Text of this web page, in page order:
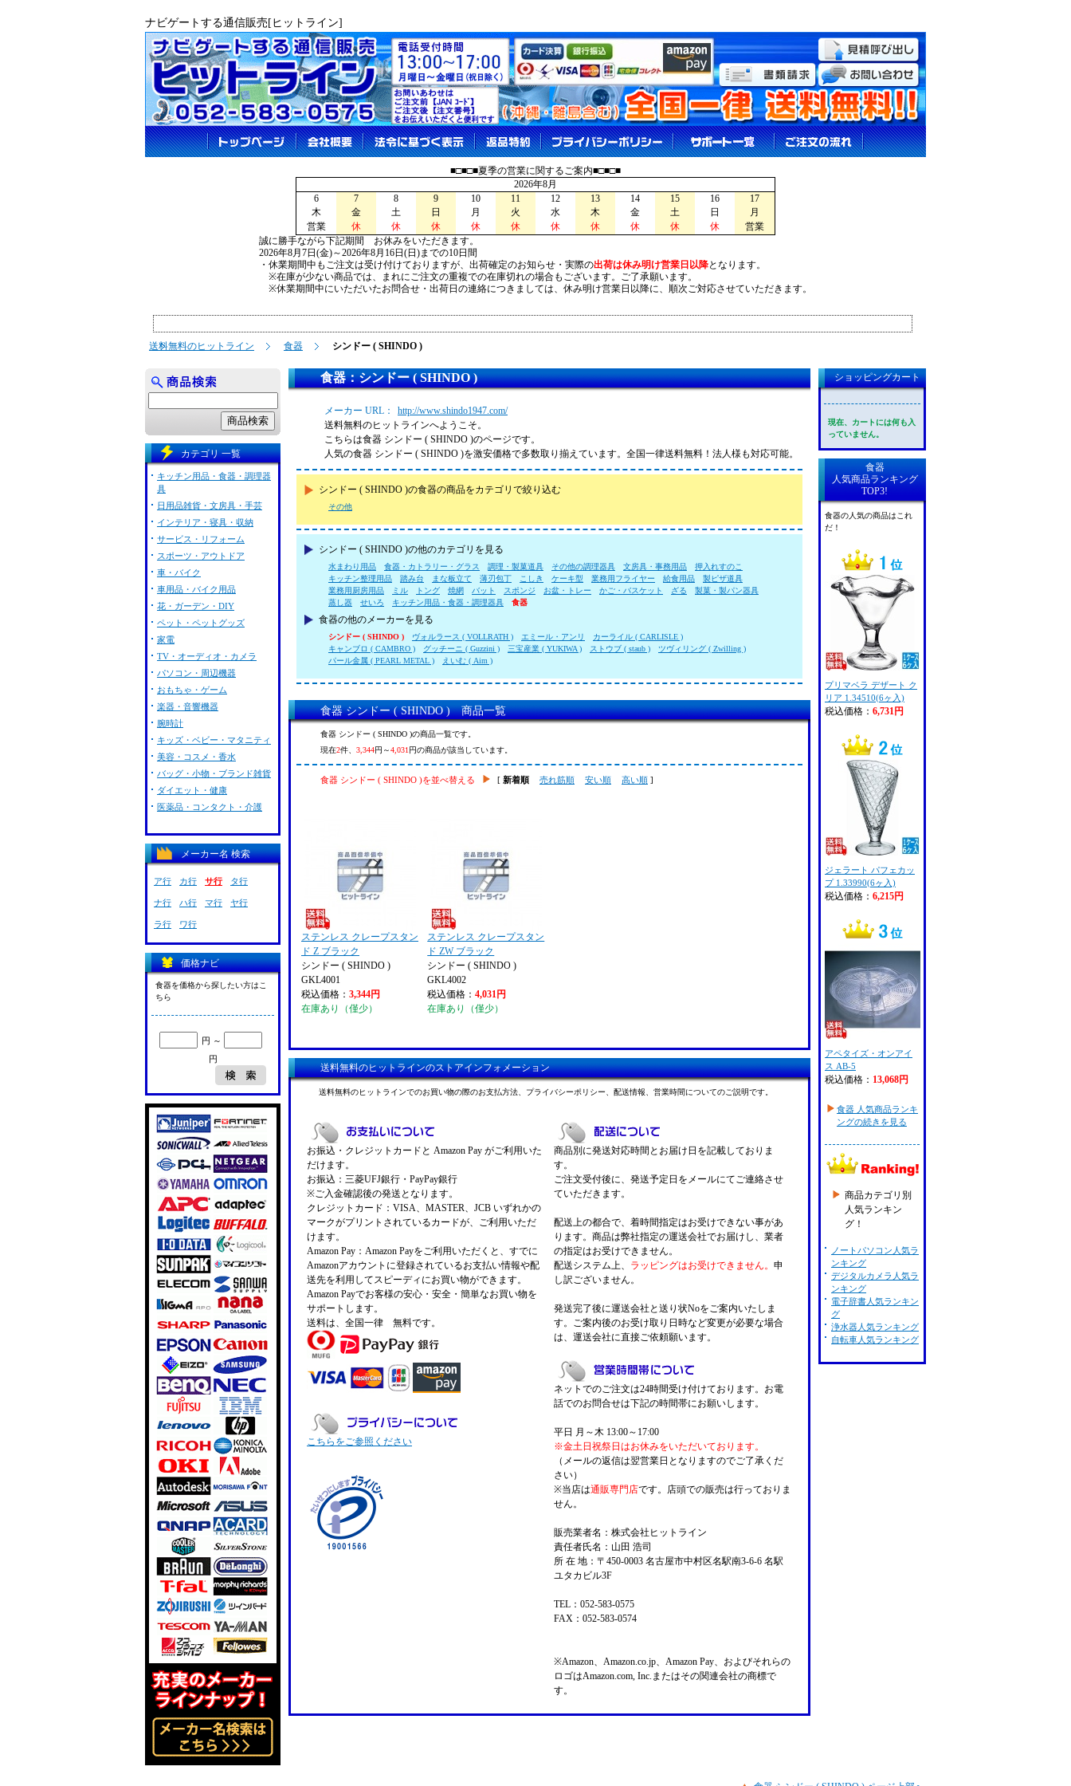
ナビゲートする通信販売[ヒットライン]
■□■□■夏季の営業に関するご案内■□■□■
2026年8月
6
7 8 9 10 11 12 13 14 15 16
17
木
金 土 日 月 火 水 木 金 土 日
月
営業
休 休 休 休 休 休 休 休 休 休
営業
誠に勝手ながら下記期間 お休みをいただきます。
2026年8月7日(金)～2026年8月16日(日)までの10日間
・休業期間中もご注文は受け付けておりますが、出荷確定のお知らせ・実際の出荷は休み明け営業日以降となります。
※在庫が少ない商品では、まれにご注文の重複での在庫切れの場合もございます。ご了承願います。
※休業期間中にいただいたお問合せ・出荷日の連絡につきましては、休み明け営業日以降に、順次ご対応させていただきます。
送料無料のヒットライン 食器 シンドー ( SHINDO )
食器：シンドー ( SHINDO )
メーカー URL：
http://www.shindo1947.com/
送料無料のヒットラインへようこそ。
こちらは食器 シンドー ( SHINDO )のページです。
人気の食器 シンドー ( SHINDO )を激安価格で多数取り揃えています。全国一律送料無料！法人様も対応可能。
シンドー ( SHINDO )の食器の商品をカテゴリで絞り込む
その他
シンドー ( SHINDO )の他のカテゴリを見る
水まわり用品 食器・カトラリー・グラス 調理・製菓道具 その他の調理器具 文房具・事務用品
押入れすのこ
キッチン整理用品
踏み台 まな板立て 薄刃包丁 こしき ケーキ型 業務用フライヤー 給食用品
製ピザ道具
業務用厨房用品
ミル トング 焼網 バット スポンジ お盆・トレー かご・バスケット ざる
製菓・製パン器具
蒸し器
せいろ キッチン用品・食器・調理器具 食器
食器の他のメーカーを見る
シンドー ( SHINDO ) ヴォルラース ( VOLLRATH ) エミール・アンリ
カーライル ( CARLISLE )
キャンブロ ( CAMBRO )
グッチーニ ( Guzzini ) 三宝産業 ( YUKIWA ) ストウブ ( staub )
ツヴィリング ( Zwilling )
パール金属 ( PEARL METAL )
えいむ ( Aim )
食器 シンドー ( SHINDO ) 商品一覧
食器 シンドー ( SHINDO )の商品一覧です。
現在2件、 3,344円～4,031 円の商品が該当しています。
食器 シンドー ( SHINDO )を並べ替える [ 新着順 売れ筋順 安い順 高い順 ]
ステンレス クレープスタン
ド Z ブラック
シンドー ( SHINDO )
GKL4001
税込価格： 3,344円
在庫あり（僅少）
ステンレス クレープスタン
ド ZW ブラック
シンドー ( SHINDO )
GKL4002
税込価格：4,031円
在庫あり（僅少）
送料無料のヒットラインのストアインフォメーション
送料無料のヒットラインでのお買い物の際のお支払方法、プライバシーポリシー、配送情報、営業時間についてのご説明です。
お振込・クレジットカードと Amazon Pay がご利用いた
だけます。
お振込：三菱UFJ銀行・PayPay銀行
※ご入金確認後の発送となります。
クレジットカード：VISA、MASTER、JCB いずれかの
マークがプリントされているカードが、ご利用いただ
けます。
Amazon Pay：Amazon Payをご利用いただくと、すでに
Amazonアカウントに登録されているお支払い情報や配
送先を利用してスピーディにお買い物ができます。
Amazon Payでお客様の安心・安全・簡単なお買い物を
サポートします。
送料は、全国一律 無料です。
こちらをご参照ください
商品別に発送対応時間とお届け日を記載しておりま
す。
ご注文受付後に、発送予定日をメールにてご連絡させ
ていただきます。
配送上の都合で、着時間指定はお受けできない事があ
ります。商品は弊社指定の運送会社でお届けし、業者
の指定はお受けできません。
配送システム上、
ラッピングはお受けできません。 申
し訳ございません。
発送完了後に運送会社と送り状Noをご案内いたしま
す。ご案内後のお受け取り日時など変更が必要な場合
は、運送会社に直接ご依頼願います。
ネットでのご注文は24時間受け付けております。お電
話でのお問合せは下記の時間帯にお願いします。
平日 月～木 13:00～17:00
※金土日祝祭日はお休みをいただいております。
（メールの返信は翌営業日となりますのでご了承くだ
さい）
※当店は通販専門店です。店頭での販売は行っておりま
せん。
販売業者名：株式会社ヒットライン
責任者氏名：山田 浩司
所 在 地：〒450-0003 名古屋市中村区名駅南3-6-6 名駅
ユタカビル3F
TEL：052-583-0575
FAX：052-583-0574
※Amazon、Amazon.co.jp、Amazon Pay、およびそれらの
ロゴはAmazon.com, Inc.またはその関連会社の商標で
す。
カテゴリ 一覧
キッチン用品・食器・調理器
具
日用品雑貨・文房具・手芸
インテリア・寝具・収納
サービス・リフォーム
スポーツ・アウトドア
車・バイク
車用品・バイク用品
花・ガーデン・DIY
ペット・ペットグッズ
家電
TV・オーディオ・カメラ
パソコン・周辺機器
おもちゃ・ゲーム
楽器・音響機器
腕時計
キッズ・ベビー・マタニティ
美容・コスメ・香水
バッグ・小物・ブランド雑貨
ダイエット・健康
医薬品・コンタクト・介護
メーカー名 検索
ア行 カ行 サ行 タ行
ナ行 ハ行 マ行 ヤ行
ラ行 ワ行
価格ナビ
食器を価格から探したい方はこ
ちら
円 ～
円
ショッピングカート
現在、カートには何も入
っていません。
食器
人気商品ランキング
TOP3!
食器の人気の商品はこれ
だ！
プリマベラ デザート ク
リア 1.34510(6ヶ入)
税込価格： 6,731円
ジェラート パフェカッ
プ 1.33990(6ヶ入)
税込価格： 6,215円
アペタイズ・オンアイ
ス AB-5
税込価格： 13,068円
食器 人気商品ランキ
ングの続きを見る
商品カテゴリ別
人気ランキン
グ！
ノートパソコン人気ラ
ンキング
デジタルカメラ人気ラ
ンキング
電子辞書人気ランキン
グ
浄水器人気ランキング
自転車人気ランキング